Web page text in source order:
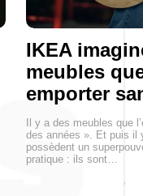
IKEA
meubles
emporter
Il y a des meubles que
des années ». Et puis il
possèdent un
pratique : ils sont…